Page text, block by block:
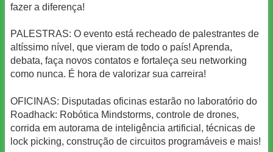
fazer a diferença!
PALESTRAS: O evento está recheado de palestrantes de
altíssimo nível, que vieram de todo o país! Aprenda,
debata, faça novos contatos e fortaleça seu networking
como nunca. É hora de valorizar sua carreira!
OFICINAS: Disputadas oficinas estarão no laboratório do
Roadhack: Robótica Mindstorms, controle de drones,
corrida em autorama de inteligência artificial, técnicas de
lock picking, construção de circuitos programáveis e mais!